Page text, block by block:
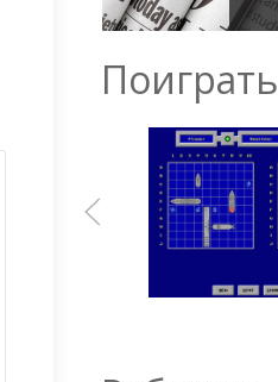
Поиграть